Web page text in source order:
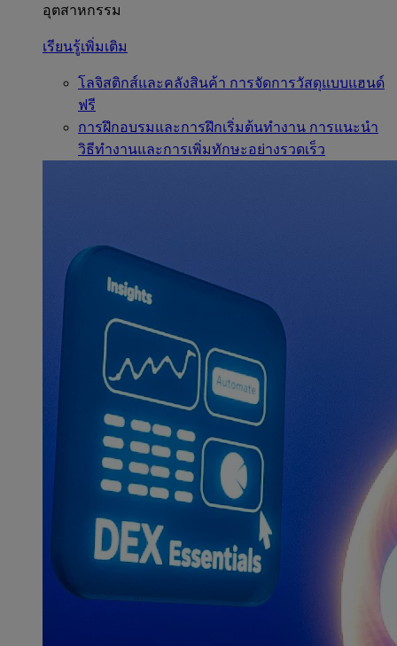
อุตสาหกรรม
เรียนรู้เพิ่มเติม
โลจิสติกส์และคลังสินค้า การจัดการวัสดุแบบแฮนด์
ฟรี
การฝึกอบรมและการฝึกเริ่มต้นทำงาน การแนะนำ
วิธีทำงานและการเพิ่มทักษะอย่างรวดเร็ว